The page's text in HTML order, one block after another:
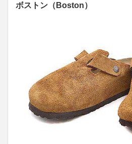
ボストン（Boston）